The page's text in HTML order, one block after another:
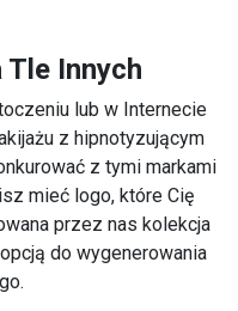
Tle Innych
lub w Internecie
z hipnotyzującym
z tymi markami
mieć logo, które Cię
przez nas kolekcja
do wygenerowania